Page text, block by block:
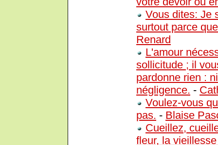
Vous dites: Je
surtout parce
Renard
L'amour
sollicitude ; il
pardonne rien :
négligence. -
Voulez-vous
pas. - Blaise
Cueillez,
fleur, la